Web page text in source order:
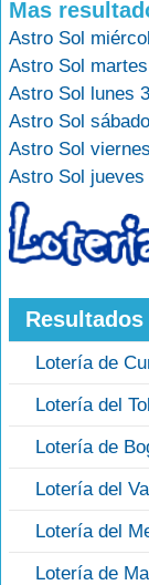
Mas
Astro Sol
Astro Sol
Astro Sol lunes
Astro Sol
Astro Sol
Astro Sol
Resultados
Lotería de
Lotería del
Lotería de
Lotería del
Lotería del
Lotería de